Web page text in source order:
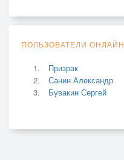
ПОЛЬЗОВАТЕЛИ ОНЛАЙН
Призрак
Санин Александр
Бувакин Сергей